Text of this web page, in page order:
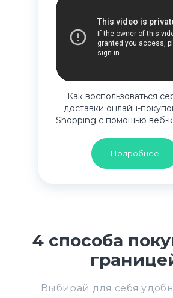
Как воспользоваться
доставки онлайн-
Shopping с помощью веб-
Подробнее
4 способа
Выбирай для себя